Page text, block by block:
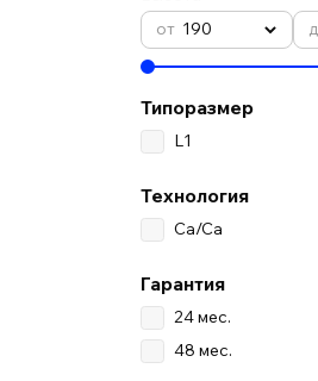
190
Типоразмер
L1
Технология
Ca/Ca
Гарантия
24 мес.
48 мес.